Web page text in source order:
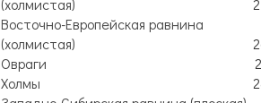
(холмистая)
Восточно-Европейская равнина
(холмистая)
Овраги
Холмы